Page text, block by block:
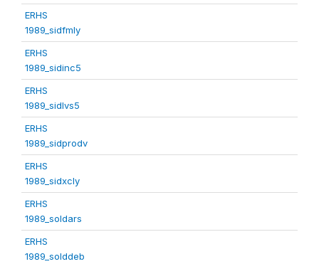
ERHS
1989_sidfmly
ERHS
1989_sidinc5
ERHS
1989_sidlvs5
ERHS
1989_sidprodv
ERHS
1989_sidxcly
ERHS
1989_soldars
ERHS
1989_solddeb